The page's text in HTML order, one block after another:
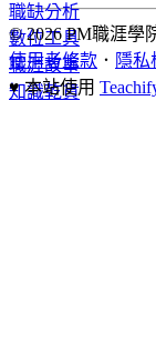
職缺分析
數位工具
職涯故事
知識乾貨
© 2026 PM職涯學
使用者條款 ． 隱私
♥ 本站使用